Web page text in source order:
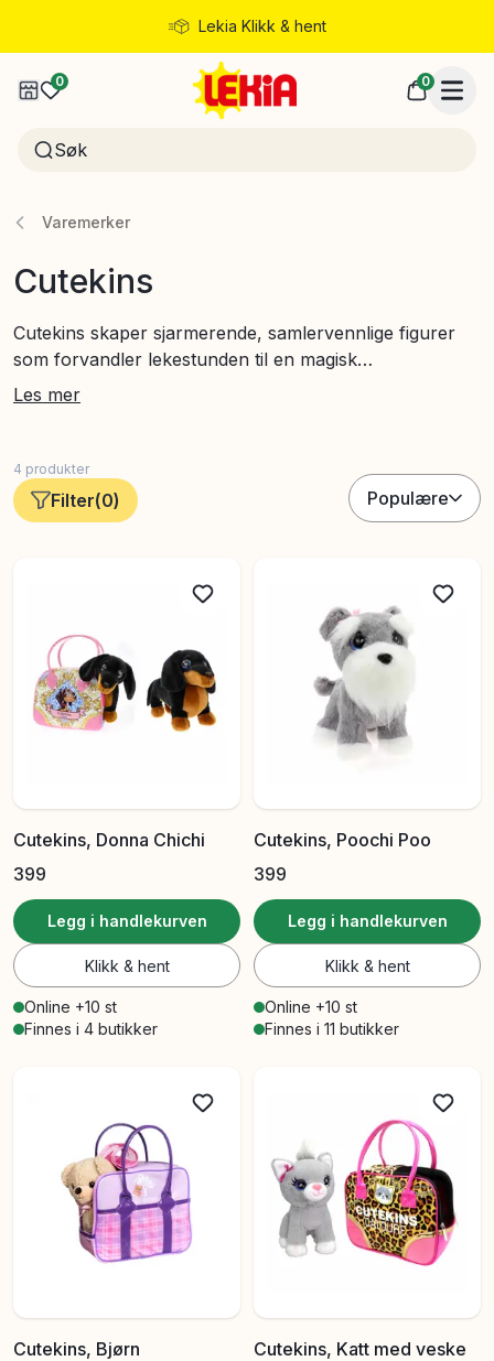
Lekia Klikk & hent
Rask levering
0 0
Varemerker
Cutekins
Cutekins skaper sjarmerende, samlervennlige figurer
som forvandler lekestunden til en magisk
oppdagelsesreise. Med kreative detaljer og myke
Les mer
Filter(0)
4 produkter
Populære
Cutekins, Donna Chichi
399
Legg i handlekurven
Klikk & hent
Online +10 st
Finnes i 4 butikker
Cutekins, Poochi Poo
399
Legg i handlekurven
Klikk & hent
Online +10 st
Finnes i 11 butikker
Cutekins, Bjørn
Cutekins, Katt med veske